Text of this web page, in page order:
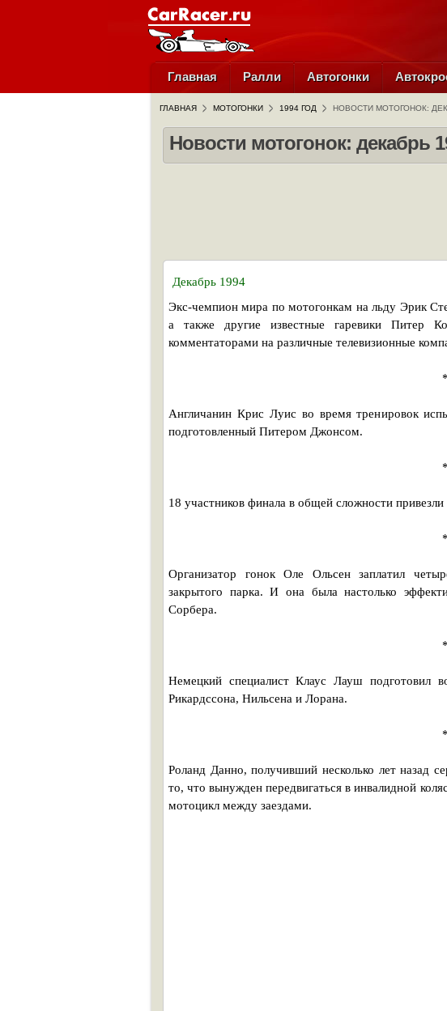
Главная Ралли Автогонки
ГЛАВНАЯ МОТОГОНКИ 1994 ГОД НОВОСТИ МОТОГОНОК:
Новости мотогонок: декабрь
Декабрь 1994
Экс-чемпион мира по мотогонкам на льду Эрик
а также другие известные гаревики Питер
комментаторами на различные телевизионные
Англичанин Крис Луис во время тренировок
подготовленный Питером Джонсом.
18 участников финала в общей сложности
Организатор гонок Оле Ольсен заплатил
закрытого парка. И она была настолько
Сорбера.
Немецкий специалист Клаус Лауш подготовил
Рикардссона, Нильсена и Лорана.
Роланд Данно, получивший несколько лет назад
то, что вынужден передвигаться в инвалидной
мотоцикл между заездами.